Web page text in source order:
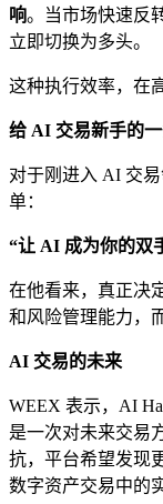
响。当市场快速反
立即切换为多头。
这种执行效率，在
给 AI 交易新手的
对于刚进入 AI 交
单：
“让 AI 成为你的双
在他看来，真正决
和风险管理能力，
AI 交易的未来
WEEX 表示，AI
是一次对未来交易
抗，平台希望发现
数字资产交易中的